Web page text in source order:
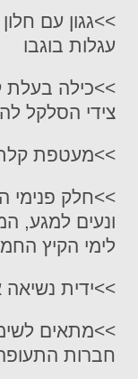
>>גגון עם
עגלות בוגבו
>>כילה בעלת
צידי הסלקל
>>מעטפת
>>חלק פנימי
ונעים למגע,
לימי הקיץ
>>ידית נשיאה
>>מתאים
חברות